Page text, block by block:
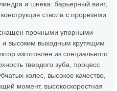
и шнека: барьерный винт,
ствола с прорезями.
прочными упорными
и высоким выходным крутящим
изготовлен из специального
твердого зуба, процесс
колес, высокое качество,
момент, высокоскоростная